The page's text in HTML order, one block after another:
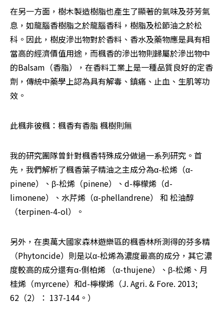
在另一方面，樹木製造樹脂也產生了顯著的氣味及芬芳氣
息，如龍腦香樹脂之於龍腦香科，樹脂及松節油之於松
科。因此，樹皮滲出物對於香料、香水及藥物應是具有相
當高的經濟價值用途，而楓香的滲出物則歸屬於滲出物中
的Balsam（香脂），在香料工業上是一種品質良好的定香
劑，傳統中藥學上認為具有解毒、鎮痛、止血、生肌等功
效。
此楓非彼楓：楓香有香脂 楓樹則無
我的研究團隊曾針對楓香特殊成分做過一系列研究。首
先，我們解析了楓香葉子精油之主成分為α-松烯（α-
pinene）、β-松烯（pinene）、d-檸檬烯（d-
limonene）、水芹烯（α-phellandrene） 和 松油醇
（terpinen-4-ol）。
另外，在奧萬大國家森林遊樂區的楓香林所測得的芬多精
（Phytoncide）則是以α-松烯為濃度最高的成分，其它濃
度較高的成分還有α-側柏烯 （α-thujene）、β-松烯、月
桂烯（myrcene）和d-檸檬烯（J. Agri. & Fore. 2013;
62（2）： 137-144。）